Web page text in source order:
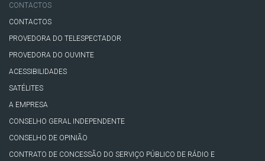
CONTACTOS
CONTACTOS
PROVEDORA DO TELESPECTADOR
PROVEDORA DO OUVINTE
ACESSIBILIDADES
SATÉLITES
A EMPRESA
CONSELHO GERAL INDEPENDENTE
CONSELHO DE OPINIÃO
CONTRATO DE CONCESSÃO DO SERVIÇO PÚBLICO DE RÁDIO E